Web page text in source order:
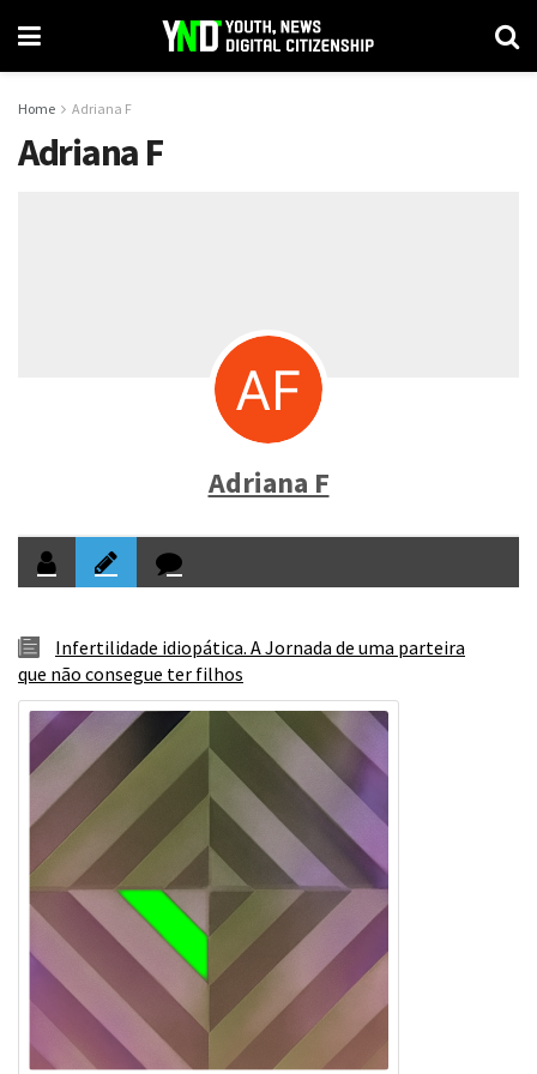
Home Adriana F
Adriana F
Adriana F
Infertilidade idiopática. A Jornada de uma parteira
que não consegue ter filhos